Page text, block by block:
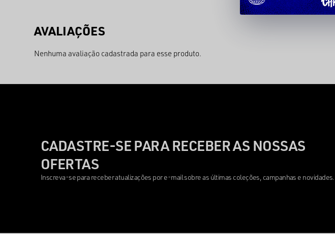
Nenhuma avaliação cadastrada para esse produto.
CADASTRE-SE PARA RECEBER AS NOSSAS
OFERTAS
Inscreva-se para receber atualizações por e-mail sobre as últimas coleções, campanhas e novidades.